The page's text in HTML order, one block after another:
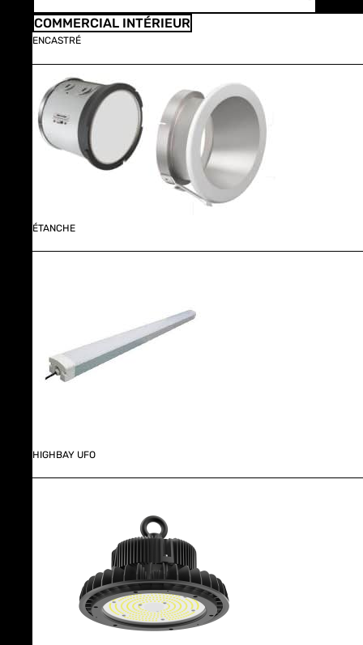
COMMERCIAL INTÉRIEUR
ENCASTRÉ
ÉTANCHE
HIGHBAY UFO